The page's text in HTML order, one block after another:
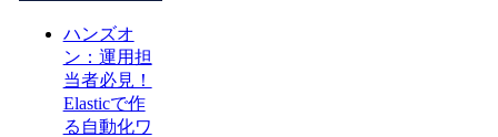
ハンズオ
ン：運用担
当者必見！
Elasticで作
る自動化ワ